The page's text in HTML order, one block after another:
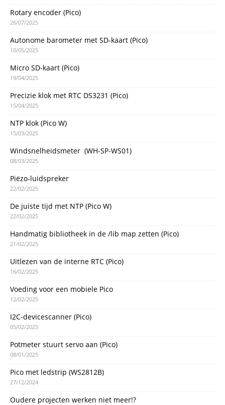
Rotary encoder (Pico)
26/07/2025
Autonome barometer met SD-kaart (Pico)
10/05/2025
Micro SD-kaart (Pico)
19/04/2025
Precizie klok met RTC DS3231 (Pico)
15/04/2025
NTP klok (Pico W)
15/03/2025
Windsnelheidsmeter (WH-SP-WS01)
08/03/2025
Piëzo-luidspreker
22/02/2025
De juiste tijd met NTP (Pico W)
22/02/2025
Handmatig bibliotheek in de /lib map zetten (Pico)
21/02/2025
Uitlezen van de interne RTC (Pico)
16/02/2025
Voeding voor een mobiele Pico
12/02/2025
I2C-devicescanner (Pico)
05/02/2025
Potmeter stuurt servo aan (Pico)
08/01/2025
Pico met ledstrip (WS2812B)
27/12/2024
Oudere projecten werken niet meer!?